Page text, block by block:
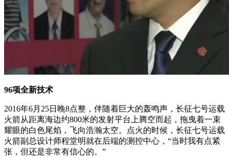
96项全新技术
2016年6月25日晚8点整，伴随着巨大的轰鸣声，长征七号运载
火箭从距离海边约800米的发射平台上腾空而起，拖曳着一束
耀眼的白色尾焰，飞向浩瀚太空。点火的时候，长征七号运载
火箭副总设计师程堂明就在后端的测控中心，“当时我有点紧
张，但还是非常有信心的。”